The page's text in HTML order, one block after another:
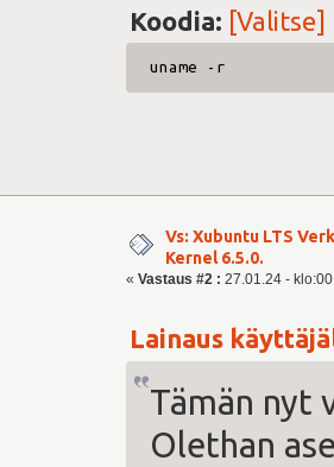
Koodia: [Valitse]
uname -r
Vs: Xubuntu LTS
Kernel 6.5.0.
« Vastaus #2 : 27.01.24 -
Lainaus
Tämän nyt
Olethan